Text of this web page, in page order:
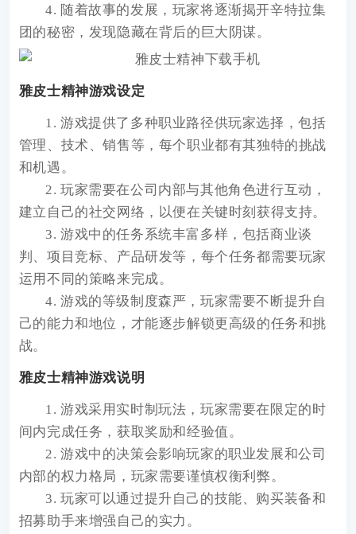
4. 随着故事的发展，玩家将逐渐揭开辛特拉集
团的秘密，发现隐藏在背后的巨大阴谋。
雅皮士精神游戏设定
1. 游戏提供了多种职业路径供玩家选择，包括
管理、技术、销售等，每个职业都有其独特的挑战
和机遇。
2. 玩家需要在公司内部与其他角色进行互动，
建立自己的社交网络，以便在关键时刻获得支持。
3. 游戏中的任务系统丰富多样，包括商业谈
判、项目竞标、产品研发等，每个任务都需要玩家
运用不同的策略来完成。
4. 游戏的等级制度森严，玩家需要不断提升自
己的能力和地位，才能逐步解锁更高级的任务和挑
战。
雅皮士精神游戏说明
1. 游戏采用实时制玩法，玩家需要在限定的时
间内完成任务，获取奖励和经验值。
2. 游戏中的决策会影响玩家的职业发展和公司
内部的权力格局，玩家需要谨慎权衡利弊。
3. 玩家可以通过提升自己的技能、购买装备和
招募助手来增强自己的实力。